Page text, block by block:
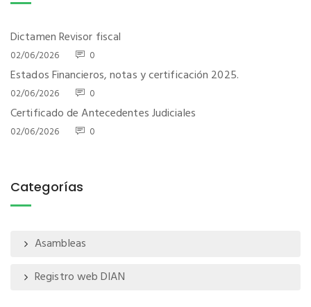
Dictamen Revisor fiscal
02/06/2026 0
Estados Financieros, notas y certificación 2025.
02/06/2026 0
Certificado de Antecedentes Judiciales
02/06/2026 0
Categorías
Asambleas
Registro web DIAN